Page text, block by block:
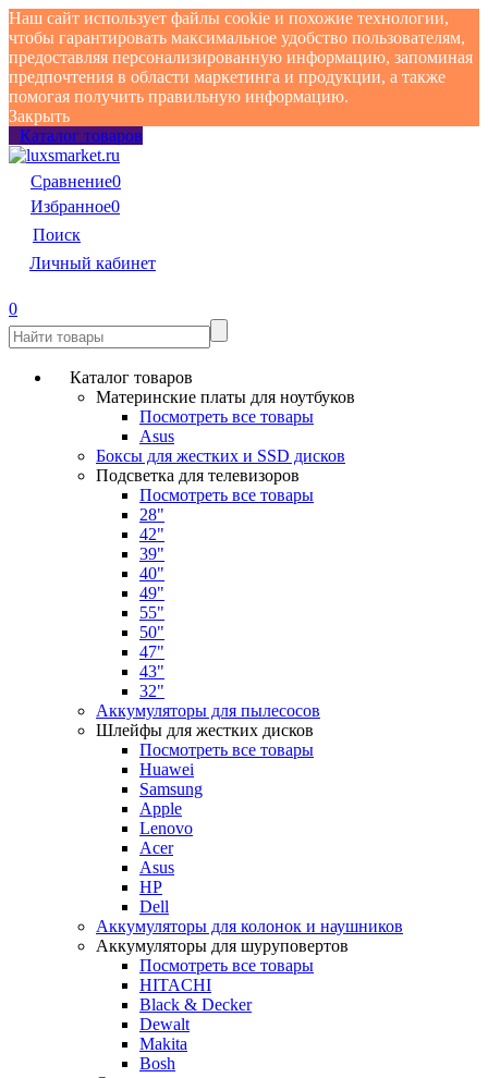
Наш сайт использует файлы cookie и похожие технологии,
чтобы гарантировать максимальное удобство пользователям,
предоставляя персонализированную информацию, запоминая
предпочтения в области маркетинга и продукции, а также
помогая получить правильную информацию.
Закрыть
Каталог товаров
Сравнение0
Избранное0
Поиск
Личный кабинет
0
Каталог товаров
Материнские платы для ноутбуков
Посмотреть все товары
Asus
Боксы для жестких и SSD дисков
Подсветка для телевизоров
Посмотреть все товары
28"
42"
39"
40"
49"
55"
50"
47"
43"
32"
Аккумуляторы для пылесосов
Шлейфы для жестких дисков
Посмотреть все товары
Huawei
Samsung
Apple
Lenovo
Acer
Asus
HP
Dell
Аккумуляторы для колонок и наушников
Аккумуляторы для шуруповертов
Посмотреть все товары
HITACHI
Black & Decker
Dewalt
Makita
Bosh